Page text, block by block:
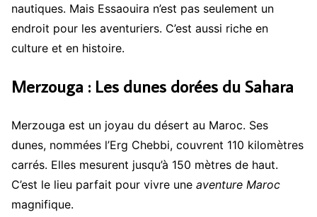
nautiques. Mais Essaouira n’est pas seulement un
endroit pour les aventuriers. C’est aussi riche en
culture et en histoire.
Merzouga : Les dunes dorées du Sahara
Merzouga est un joyau du désert au Maroc. Ses
dunes, nommées l’Erg Chebbi, couvrent 110 kilomètres
carrés. Elles mesurent jusqu’à 150 mètres de haut.
C’est le lieu parfait pour vivre une aventure Maroc
magnifique.